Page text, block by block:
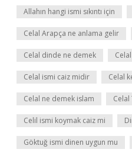
Allahın hangi ismi sıkıntı için
Celal Arapça ne anlama gelir
Celal dinde ne demek
Celal ismi caiz midir Celal
Celal ne demek islam Celal
Celil ismi koymak caiz mi
Göktuğ ismi dinen uygun mu